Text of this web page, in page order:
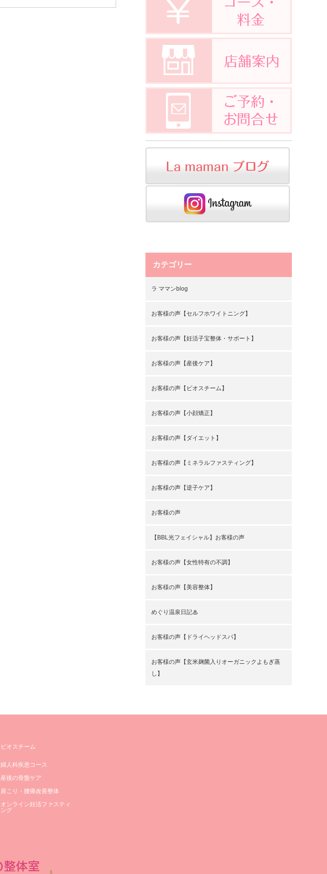
カテゴリー
ラ ママンblog
お客様の声【セルフホワイトニング】
お客様の声【妊活子宝整体・サポート】
お客様の声【産後ケア】
お客様の声【ビオスチーム】
お客様の声【小顔矯正】
お客様の声【ダイエット】
お客様の声【ミネラルファスティング】
お客様の声【逆子ケア】
お客様の声
【BBL光フェイシャル】お客様の声
お客様の声【女性特有の不調】
お客様の声【美容整体】
めぐり温泉日記♨
お客様の声【ドライヘッドスパ】
お客様の声【玄米麹菌入りオーガニックよもぎ蒸
し】
ビオスチーム
婦人科疾患コース
産後の骨盤ケア
肩こり・腰痛改善整体
オンライン妊活ファスティ
ング